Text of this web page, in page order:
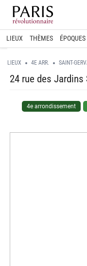
Home
LIEUX THÈMES ÉPOQUES
LIEUX 4E ARR. SAINT-
24 rue des Jardins
4e arrondissement